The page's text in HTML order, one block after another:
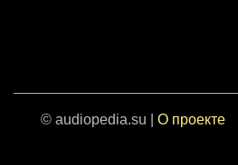
© audiopedia.su | О проекте